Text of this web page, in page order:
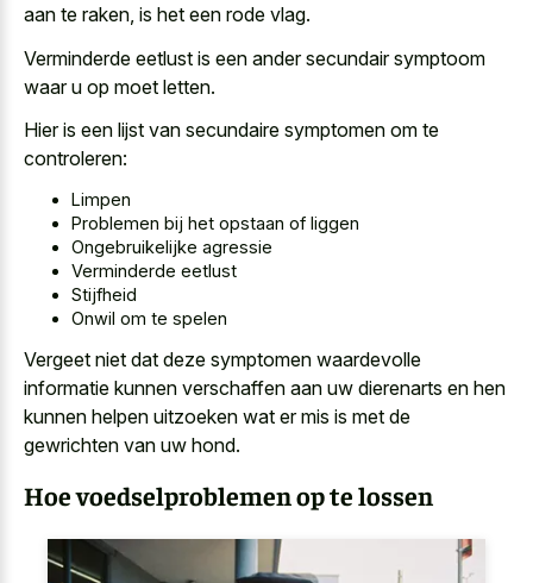
aan te raken, is het een rode vlag.
Verminderde eetlust is een ander secundair symptoom
waar u op moet letten.
Hier is een lijst van secundaire symptomen om te
controleren:
Limpen
Problemen bij het opstaan of liggen
Ongebruikelijke agressie
Verminderde eetlust
Stijfheid
Onwil om te spelen
Vergeet niet dat deze symptomen waardevolle
informatie kunnen verschaffen aan uw dierenarts en hen
kunnen helpen uitzoeken wat er mis is met de
gewrichten van uw hond.
Hoe voedselproblemen op te lossen